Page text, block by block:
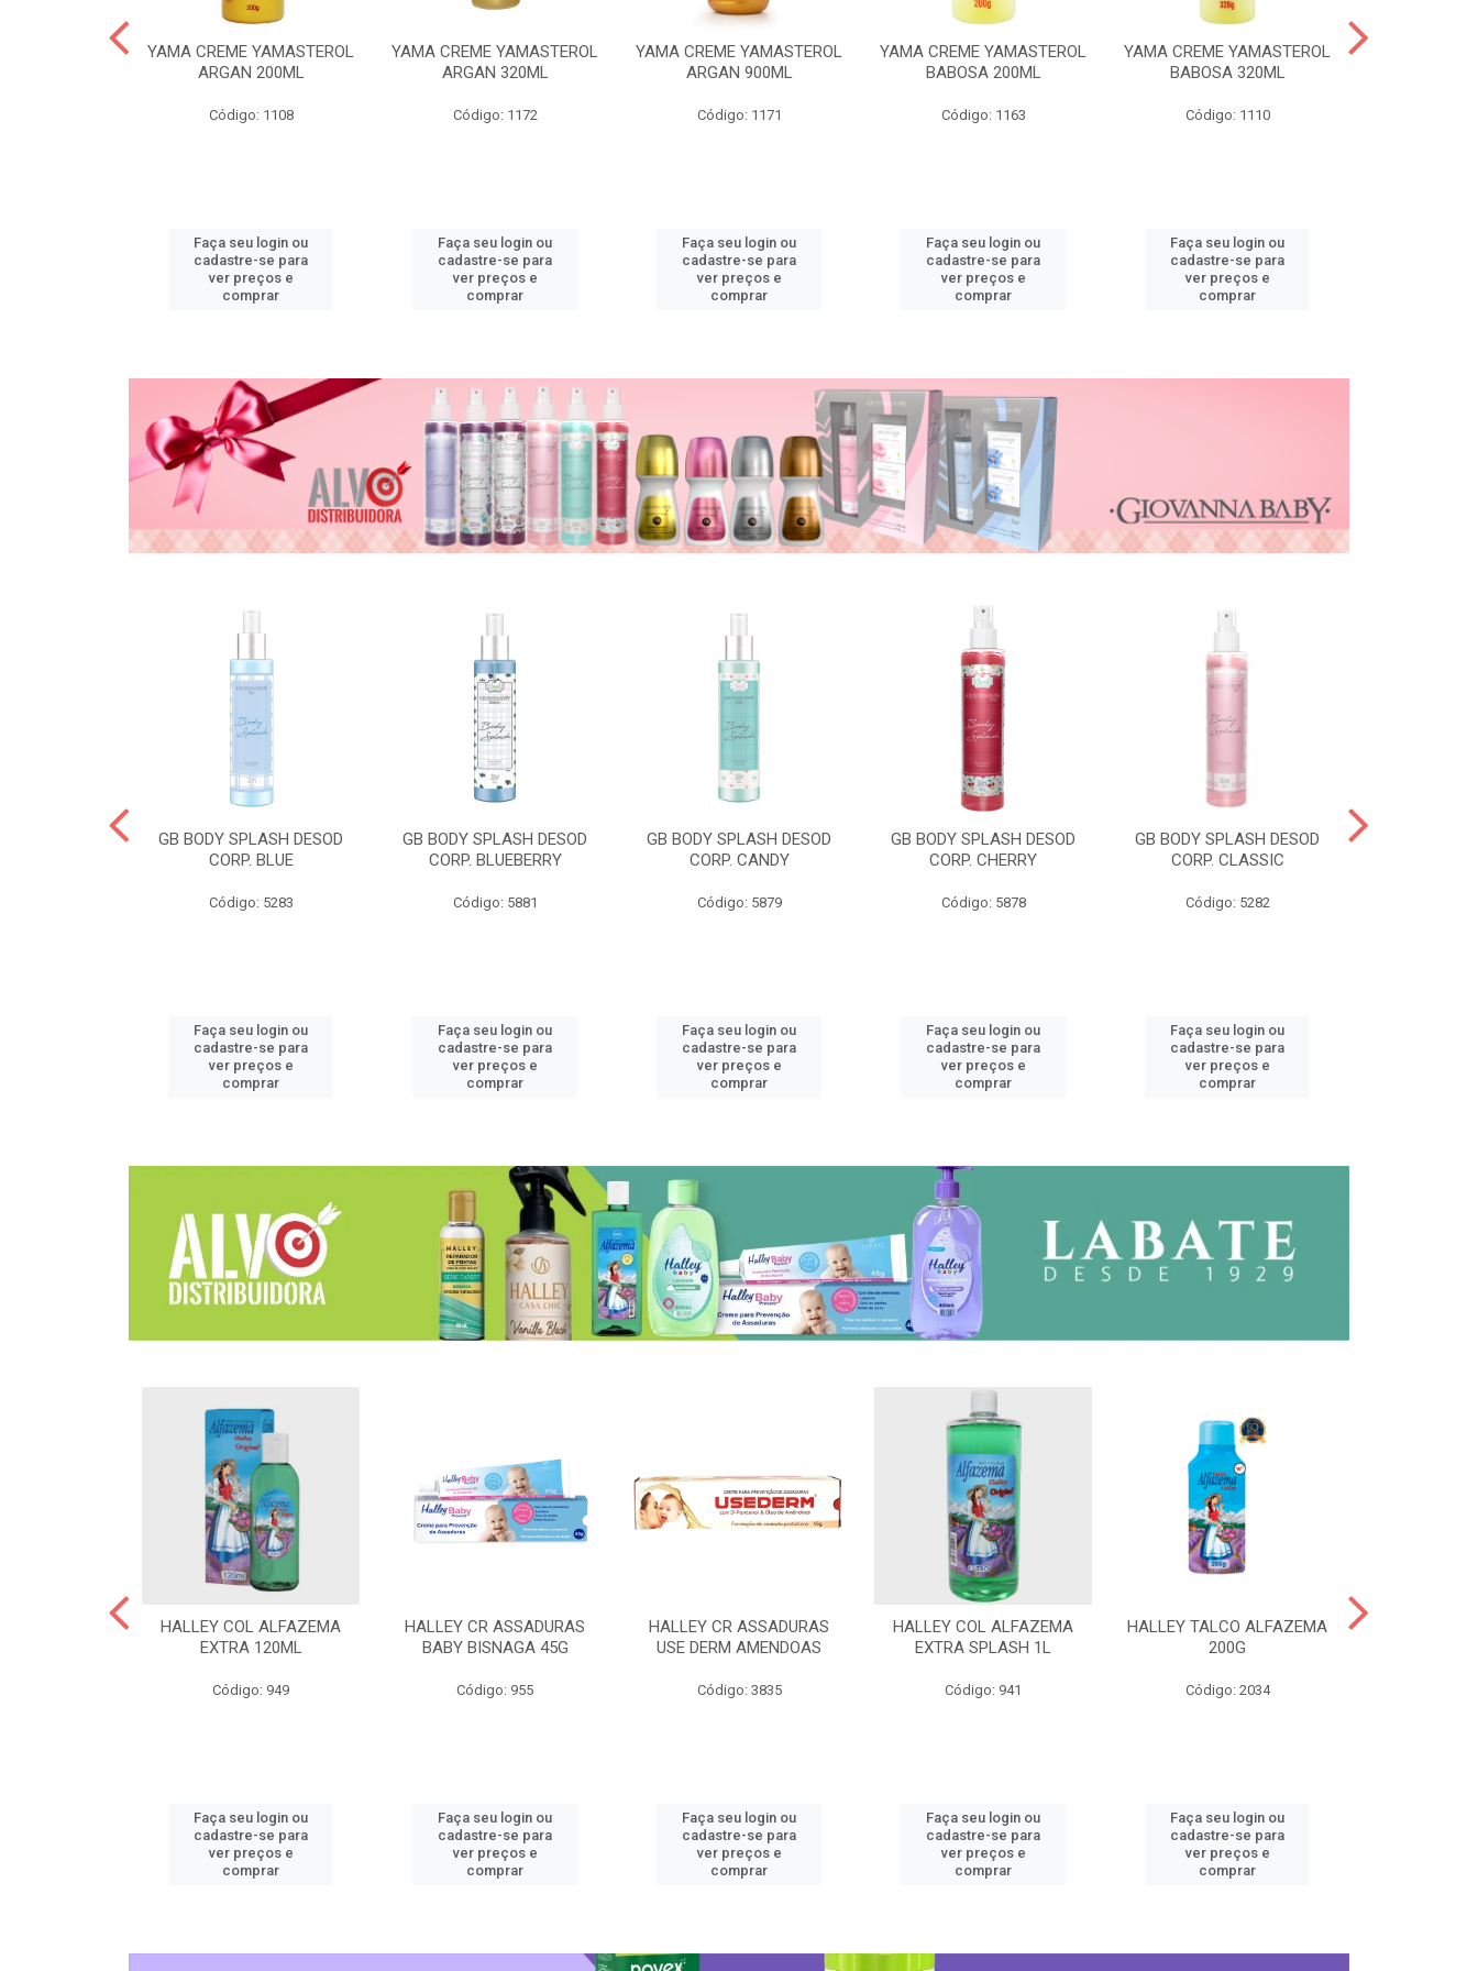
YAMA CREME YAMASTEROL
ARGAN 200ML
Código: 1108
Faça seu login ou
cadastre-se para
ver preços e
comprar
YAMA CREME YAMASTEROL
ARGAN 320ML
Código: 1172
Faça seu login ou
cadastre-se para
ver preços e
comprar
YAMA CREME YAMASTEROL
ARGAN 900ML
Código: 1171
Faça seu login ou
cadastre-se para
ver preços e
comprar
YAMA CREME YAMASTEROL
BABOSA 200ML
Código: 1163
Faça seu login ou
cadastre-se para
ver preços e
comprar
YAMA CREME YAMASTEROL
BABOSA 320ML
Código: 1110
Faça seu login ou
cadastre-se para
ver preços e
comprar
GB BODY SPLASH DESOD
CORP. BLUE
Código: 5283
Faça seu login ou
cadastre-se para
ver preços e
comprar
GB BODY SPLASH DESOD
CORP. BLUEBERRY
Código: 5881
Faça seu login ou
cadastre-se para
ver preços e
comprar
GB BODY SPLASH DESOD
CORP. CANDY
Código: 5879
Faça seu login ou
cadastre-se para
ver preços e
comprar
GB BODY SPLASH DESOD
CORP. CHERRY
Código: 5878
Faça seu login ou
cadastre-se para
ver preços e
comprar
GB BODY SPLASH DESOD
CORP. CLASSIC
Código: 5282
Faça seu login ou
cadastre-se para
ver preços e
comprar
HALLEY COL ALFAZEMA
EXTRA 120ML
Código: 949
Faça seu login ou
cadastre-se para
ver preços e
comprar
HALLEY CR ASSADURAS
BABY BISNAGA 45G
Código: 955
Faça seu login ou
cadastre-se para
ver preços e
comprar
HALLEY CR ASSADURAS
USE DERM AMENDOAS
Código: 3835
Faça seu login ou
cadastre-se para
ver preços e
comprar
HALLEY COL ALFAZEMA
EXTRA SPLASH 1L
Código: 941
Faça seu login ou
cadastre-se para
ver preços e
comprar
HALLEY TALCO ALFAZEMA
200G
Código: 2034
Faça seu login ou
cadastre-se para
ver preços e
comprar